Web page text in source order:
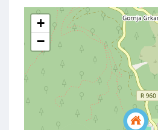
+
−